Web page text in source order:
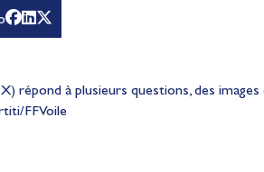
répond à plusieurs questions, des
FFVoile